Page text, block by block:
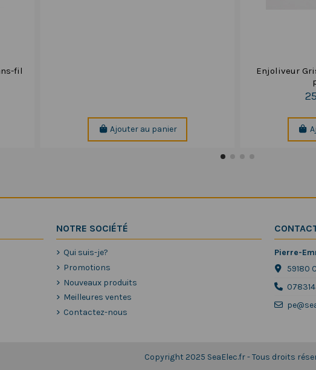
fil
Ajouter au panier
Enjoliveur
NOTRE SOCIÉTÉ
Qui suis-je?
Promotions
Nouveaux produits
Meilleures ventes
Contactez-nous
Pierre-
59180
Copyright 2025 SeaElec.fr - Tous droits